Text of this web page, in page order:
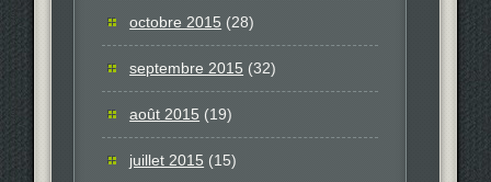
octobre 2015 (28)
septembre 2015 (32)
août 2015 (19)
juillet 2015 (15)